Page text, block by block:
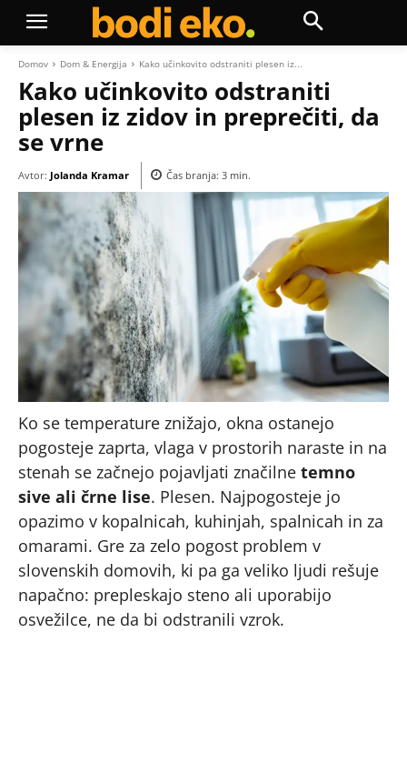
Domov Dom & Energija Kako učinkovito odstraniti plesen iz...
Kako učinkovito odstraniti
plesen iz zidov in preprečiti, da
se vrne
Avtor: Jolanda Kramar Čas branja: 3 min.
Ko se temperature znižajo, okna ostanejo
pogosteje zaprta, vlaga v prostorih naraste in na
stenah se začnejo pojavljati značilne temno
sive ali črne lise. Plesen. Najpogosteje jo
opazimo v kopalnicah, kuhinjah, spalnicah in za
omarami. Gre za zelo pogost problem v
slovenskih domovih, ki pa ga veliko ljudi rešuje
napačno: prepleskajo steno ali uporabijo
osvežilce, ne da bi odstranili vzrok.